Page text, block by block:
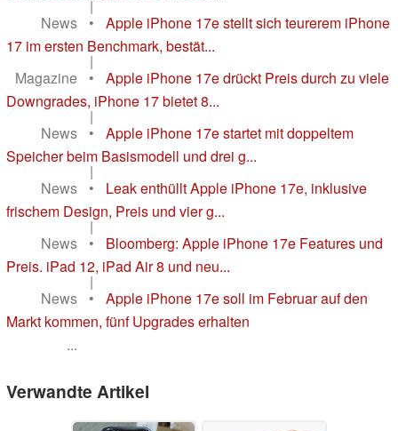
|
News
•
Apple iPhone 17e stellt sich teurerem iPhone
17 im ersten Benchmark, bestät...
|
Magazine
•
Apple iPhone 17e drückt Preis durch zu viele
Downgrades, iPhone 17 bietet 8...
|
News
•
Apple iPhone 17e startet mit doppeltem
Speicher beim Basismodell und drei g...
|
News
•
Leak enthüllt Apple iPhone 17e, inklusive
frischem Design, Preis und vier g...
|
News
•
Bloomberg: Apple iPhone 17e Features und
Preis. iPad 12, iPad Air 8 und neu...
|
News
•
Apple iPhone 17e soll im Februar auf den
Markt kommen, fünf Upgrades erhalten
...
Verwandte Artikel